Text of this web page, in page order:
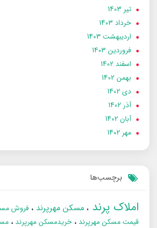
تير 1403
خرداد 1403
ارديبهشت 1403
فروردین 1403
اسفند 1402
بهمن 1402
دی 1402
آذر 1402
آبان 1402
مهر 1402
برچسب‌ها
املاک پرند مسکن مهرپرند
فروش
قیمت مسکن مهرپرند
خریدمسکن مهرپرند